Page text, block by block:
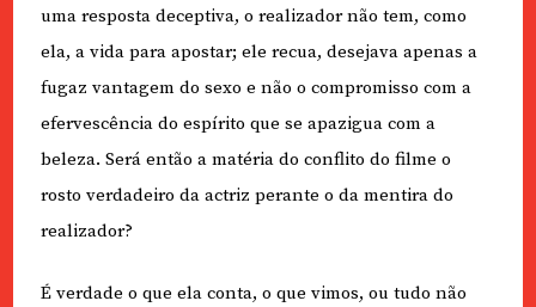
uma resposta deceptiva, o realizador não tem, como
ela, a vida para apostar; ele recua, desejava apenas a
fugaz vantagem do sexo e não o compromisso com a
efervescência do espírito que se apazigua com a
beleza. Será então a matéria do conflito do filme o
rosto verdadeiro da actriz perante o da mentira do
realizador?
É verdade o que ela conta, o que vimos, ou tudo não